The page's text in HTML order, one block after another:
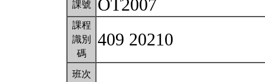
課號 OT2007
課程
識別
碼
409 20210
班次